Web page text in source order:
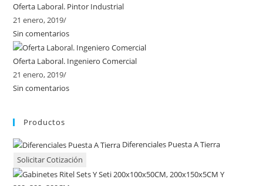
Oferta Laboral. Pintor Industrial
21 enero, 2019/
Sin comentarios
Oferta Laboral. Ingeniero Comercial
21 enero, 2019/
Sin comentarios
Productos
Diferenciales Puesta A Tierra
Solicitar Cotización